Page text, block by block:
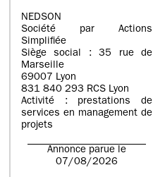
NEDSON
Société par Actions
Simplifiée
Siège social : 35 rue de
Marseille
69007 Lyon
831 840 293 RCS Lyon
Activité : prestations de
services en management de
projets
Annonce parue le
07/08/2026